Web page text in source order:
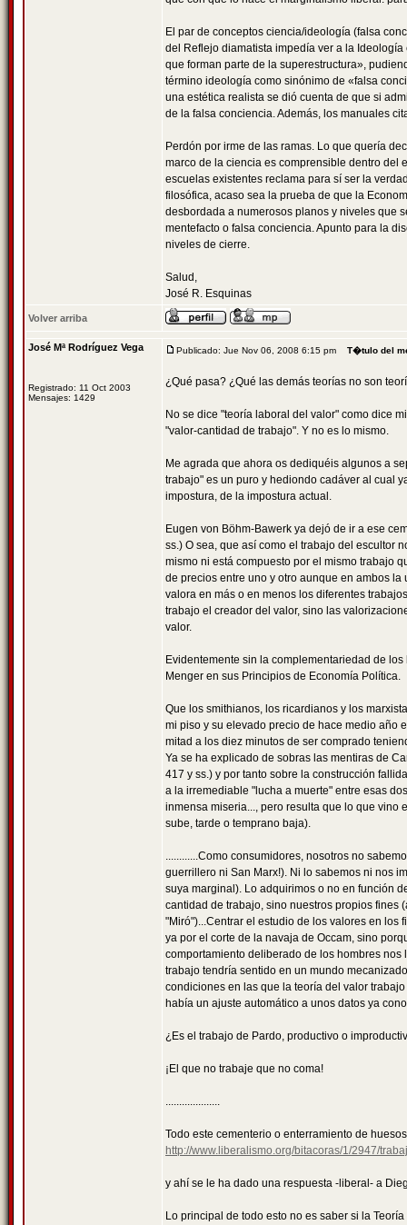
El par de conceptos ciencia/ideología (falsa
del Reflejo diamatista impedía ver a la
que forman parte de la superestructura»,
término ideología como sinónimo de «falsa
una estética realista se dió cuenta de que si
de la falsa conciencia. Además, los manuales
Perdón por irme de las ramas. Lo que quería
marco de la ciencia es comprensible dentro del
escuelas existentes reclama para sí ser la
filosófica, acaso sea la prueba de que la
desbordada a numerosos planos y niveles que
mentefacto o falsa conciencia. Apunto para la
niveles de cierre.
Salud,
José R. Esquinas
Volver arriba
José Mª Rodríguez Vega
Registrado: 11 Oct 2003
Mensajes: 1429
Publicado: Jue Nov 06, 2008 6:15 pm T�tulo del
¿Qué pasa? ¿Qué las demás teorías no son
No se dice "teoría laboral del valor" como dice
"valor-cantidad de trabajo". Y no es lo mismo.
Me agrada que ahora os dediquéis algunos a
trabajo" es un puro y hediondo cadáver al cual
impostura, de la impostura actual.
Eugen von Böhm-Bawerk ya dejó de ir a ese
ss.) O sea, que así como el trabajo del escultor
mismo ni está compuesto por el mismo trabajo
de precios entre uno y otro aunque en ambos
valora en más o en menos los diferentes
trabajo el creador del valor, sino las
valor.
Evidentemente sin la complementariedad de
Menger en sus Principios de Economía Política.
Que los smithianos, los ricardianos y los
mi piso y su elevado precio de hace medio año
mitad a los diez minutos de ser comprado
Ya se ha explicado de sobras las mentiras de
417 y ss.) y por tanto sobre la construcción
a la irremediable "lucha a muerte" entre esas
inmensa miseria..., pero resulta que lo que vino
sube, tarde o temprano baja).
............Como consumidores, nosotros no
guerrillero ni San Marx!). Ni lo sabemos ni nos
suya marginal). Lo adquirimos o no en función
cantidad de trabajo, sino nuestros propios fines
"Miró")...Centrar el estudio de los valores en
ya por el corte de la navaja de Occam, sino
comportamiento deliberado de los hombres
trabajo tendría sentido en un mundo
condiciones en las que la teoría del valor
había un ajuste automático a unos datos ya
¿Es el trabajo de Pardo, productivo o
¡El que no trabaje que no coma!
....................
Todo este cementerio o enterramiento de
http://www.liberalismo.org/bitacoras/1/2947/
y ahí se le ha dado una respuesta -liberal- a
Lo principal de todo esto no es saber si la